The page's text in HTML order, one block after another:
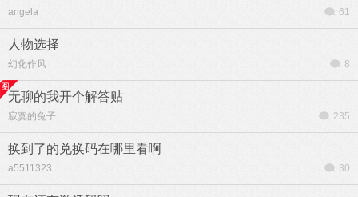
angela 61
人物选择
幻化作风 8
无聊的我开个解答贴
寂寞的兔子 235
换到了的兑换码在哪里看啊
a5511323 30